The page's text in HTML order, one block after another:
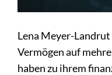
Lena Meyer-
Vermögen auf
haben zu ihrem